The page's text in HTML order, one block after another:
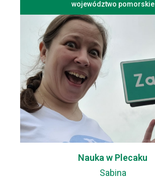
województwo pomorskie
Nauka w Plecaku
Sabina